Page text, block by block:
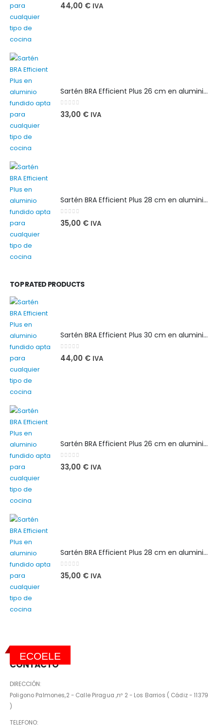
0out of 5
44,00 € IVA
Sartén BRA Efficient Plus 26 cm en aluminio fundido apta para cualquier tipo de cocina
0out of 5
33,00 € IVA
Sartén BRA Efficient Plus 28 cm en aluminio fundido apta para cualquier tipo de cocina
0out of 5
35,00 € IVA
TOP RATED PRODUCTS
Sartén BRA Efficient Plus 30 cm en aluminio fundido apta para cualquier tipo de cocina
0out of 5
44,00 € IVA
Sartén BRA Efficient Plus 26 cm en aluminio fundido apta para cualquier tipo de cocina
0out of 5
33,00 € IVA
Sartén BRA Efficient Plus 28 cm en aluminio fundido apta para cualquier tipo de cocina
0out of 5
35,00 € IVA
ECOELE
CONTACTO
DIRECCIÓN:
Poligono Palmones,2 - Calle Piragua ,nº 2 - Los Barrios ( Cádiz - 11379
)
TELEFONO: